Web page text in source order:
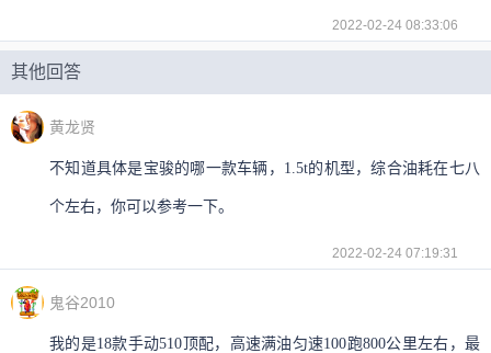
2022-02-24 08:33:06
其他回答
黄龙贤
不知道具体是宝骏的哪一款车辆，1.5t的机型，综合油耗在七八
个左右，你可以参考一下。
2022-02-24 07:19:31
鬼谷2010
我的是18款手动510顶配，高速满油匀速100跑800公里左右，最